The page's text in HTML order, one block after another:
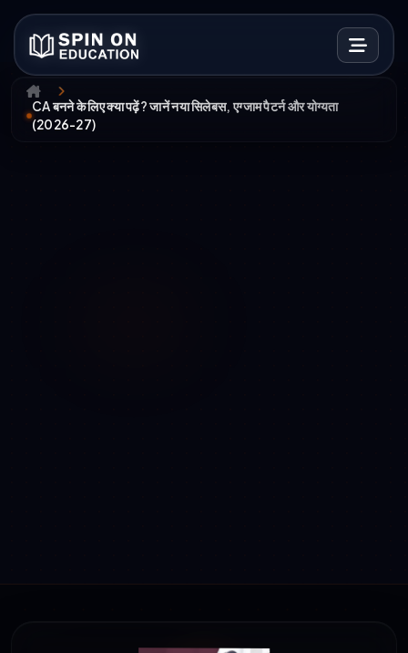
CA बनने के लिए क्या पढ़ें? जानें नया सिलेबस, एग्जाम पैटर्न और योग्यता
(2026-27)